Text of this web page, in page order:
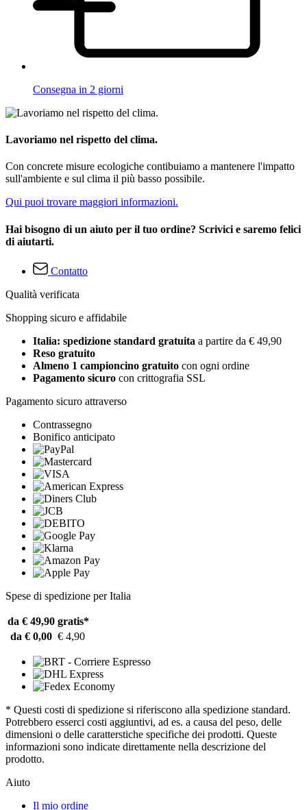
Consegna in 2 giorni
Lavoriamo nel rispetto del clima.
Con concrete misure ecologiche contibuiamo a mantenere l'impatto
sull'ambiente e sul clima il più basso possibile.
Qui puoi trovare maggiori informazioni.
Hai bisogno di un aiuto per il tuo ordine? Scrivici e saremo felici
di aiutarti.
Contatto
Qualità verificata
Shopping sicuro e affidabile
Italia: spedizione standard gratuita a partire da € 49,90
Reso gratuito
Almeno 1 campioncino gratuito con ogni ordine
Pagamento sicuro con crittografia SSL
Pagamento sicuro attraverso
Contrassegno
Bonifico anticipato
Spese di spedizione per Italia
da € 49,90 gratis*
da € 0,00 € 4,90
* Questi costi di spedizione si riferiscono alla spedizione standard.
Potrebbero esserci costi aggiuntivi, ad es. a causa del peso, delle
dimensioni o delle caratterstiche specifiche dei prodotti. Queste
informazioni sono indicate direttamente nella descrizione del
prodotto.
Aiuto
Il mio ordine